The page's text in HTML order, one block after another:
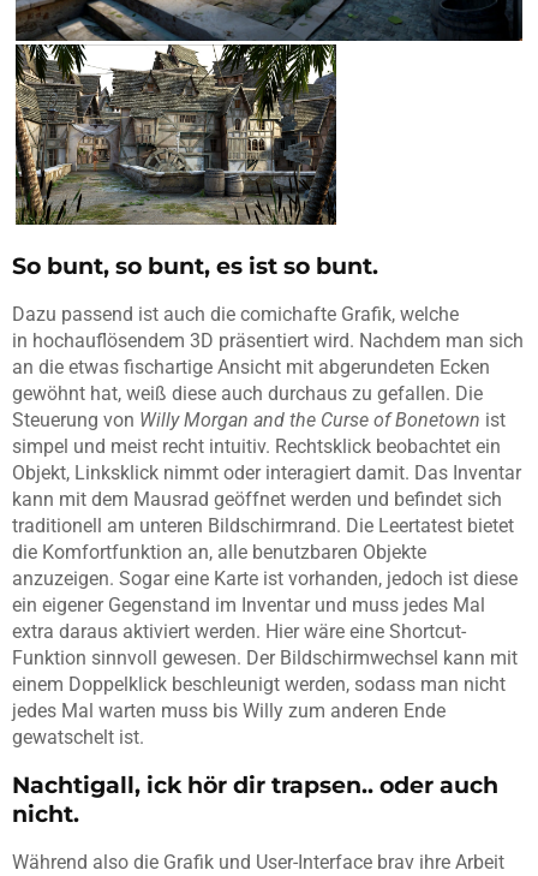
So bunt, so bunt, es ist so bunt.
Dazu passend ist auch die comichafte Grafik, welche
in hochauflösendem 3D präsentiert wird. Nachdem man sich
an die etwas fischartige Ansicht mit abgerundeten Ecken
gewöhnt hat, weiß diese auch durchaus zu gefallen. Die
Steuerung von WillyMorgan and the Curse of Bonetown ist
simpel und meist recht intuitiv. Rechtsklick beobachtet ein
Objekt, Linksklick nimmt oder interagiert damit. Das Inventar
kann mit dem Mausrad geöffnet werden und befindet sich
traditionell am unteren Bildschirmrand. Die Leertatest bietet
die Komfortfunktion an, alle benutzbaren Objekte
anzuzeigen. Sogar eine Karte ist vorhanden, jedoch ist diese
ein eigener Gegenstand im Inventar und muss jedes Mal
extra daraus aktiviert werden. Hier wäre eine Shortcut-
Funktion sinnvoll gewesen. Der Bildschirmwechsel kann mit
einem Doppelklick beschleunigt werden, sodass man nicht
jedes Mal warten muss bis Willy zum anderen Ende
gewatschelt ist.
Nachtigall, ick hör dir trapsen.. oder auch
nicht.
Während also die Grafik und User-Interface brav ihre Arbeit